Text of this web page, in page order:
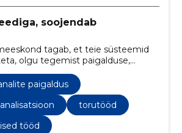
soojendab
tagab, et teie süsteemid
olgu tegemist paigalduse,
paigaldus
torutööd
tööd